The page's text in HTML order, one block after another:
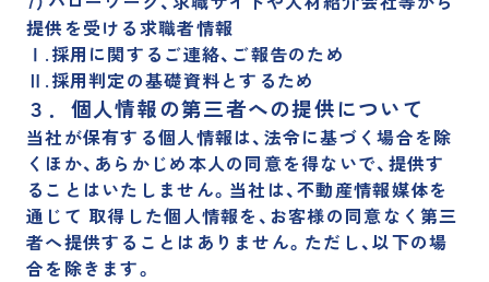
提供を受ける求職者情報
Ⅰ.採用に関するご連絡、ご報告のため
Ⅱ.採用判定の基礎資料とするため
３．個人情報の第三者への提供について
当社が保有する個人情報は、法令に基づく場合を除
くほか、あらかじめ本人の同意を得ないで、提供す
ることはいたしません。当社は、不動産情報媒体を
通じて 取得した個人情報を、お客様の同意なく第三
者へ提供することはありません。ただし、以下の場
合を除きます。